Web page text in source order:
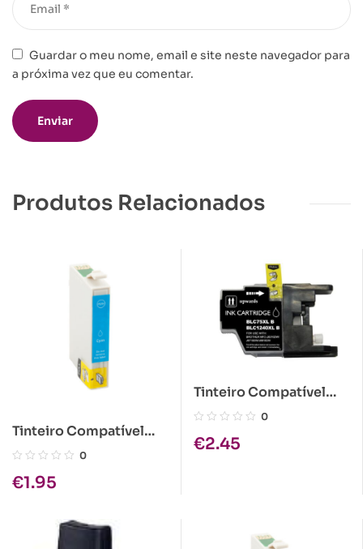
Guardar o meu nome, email e site neste navegador para
a próxima vez que eu comentar.
Produtos Relacionados
Tinteiro Compatível
Epson T1282 Azul
0
€1.95
Tinteiro Compatível
Brother LC1240 Preto
0
€2.45